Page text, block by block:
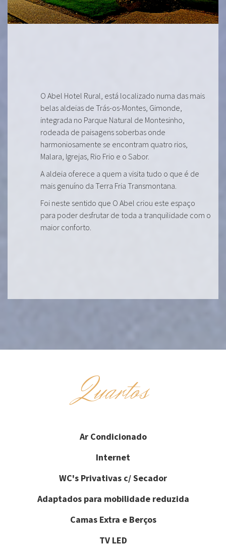
O Abel Hotel Rural, está localizado numa das mais
belas aldeias de Trás-os-Montes, Gimonde,
integrada no Parque Natural de Montesinho,
rodeada de paisagens soberbas onde
harmoniosamente se encontram quatro rios,
Malara, Igrejas, Rio Frio e o Sabor.
A aldeia oferece a quem a visita tudo o que é de
mais genuíno da Terra Fria Transmontana.
Foi neste sentido que O Abel criou este espaço
para poder desfrutar de toda a tranquilidade com o
maior conforto.
Quartos
Ar Condicionado
Internet
WC's Privativas c/ Secador
Adaptados para mobilidade reduzida
Camas Extra e Berços
TV LED